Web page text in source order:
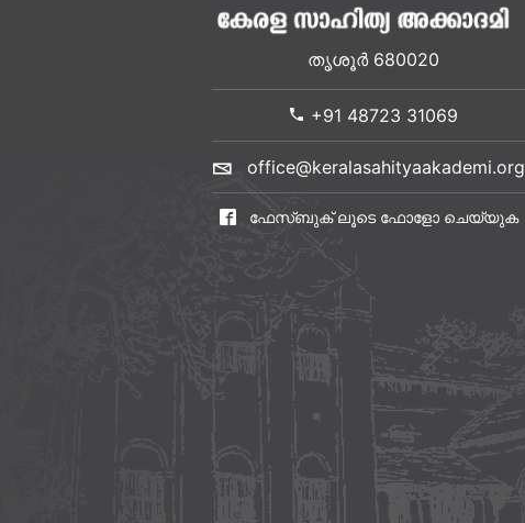
തൃശൂർ 680020
+91 48723 31069
office@keralasahityaakademi.org
ഫേസ്ബുക് ലൂടെ ഫോളോ ചെയ്യുക